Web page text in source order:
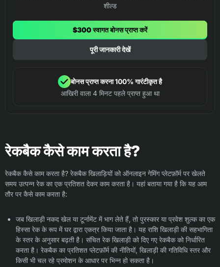
शील्ड
$300 स्वागत बोनस प्राप्त करें
पूरी जानकारी देखें
बोनस प्राप्त करना 100% गारंटीकृत है
आखिरी वाला 4 मिनट पहले प्राप्त हुआ था
रेकबैक कैसे काम करता है?
रेकबैक कैसे काम करता है? रेकबैक खिलाड़ियों को ऑनलाइन गेमिंग प्लेटफ़ॉर्म पर खेलते
समय उत्पन्न रेक का एक प्रतिशत देकर काम करता है। यहां बताया गया है कि यह आम
तौर पर कैसे काम करता है:
जब खिलाड़ी नकद खेल या टूर्नामेंट में भाग लेते हैं, तो पुरस्कार या प्रवेश शुल्क का एक
हिस्सा रेक के रूप में घर द्वारा एकत्र किया जाता है। यह राशि खिलाड़ी की सहभागिता
के स्तर के अनुसार बढ़ती है। संचित रेक खिलाड़ी को दिए गए रेकबैक को निर्धारित
करता है। रेकबैक का प्रतिशत प्लेटफ़ॉर्म की नीतियों, खिलाड़ी की गतिविधि स्तर और
किसी भी चल रहे प्रमोशन के आधार पर भिन्न हो सकता है।